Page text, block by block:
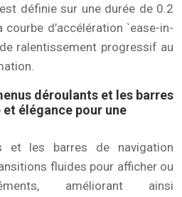
définie sur une durée de 0.2
d’accélération `ease-in-
ralentissement progressif au
déroulants et les barres
élégance pour une
et les barres de navigation
fluides pour afficher ou
améliorant ainsi